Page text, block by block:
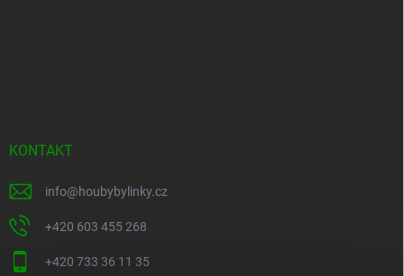
KONTAKT
info@houbybylinky.cz
+420 603 455 268
+420 733 36 11 35